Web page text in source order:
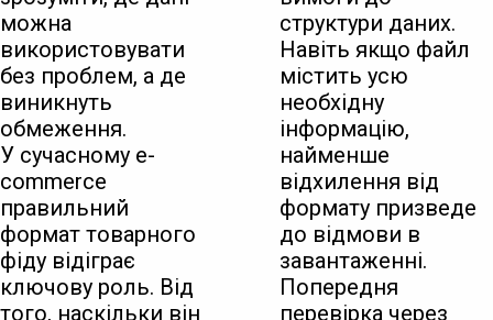
можна
використовувати
без проблем, а де
виникнуть
обмеження.
У сучасному e-
commerce
правильний
формат товарного
фіду відіграє
ключову роль. Від
того, наскільки він
структури даних.
Навіть якщо файл
містить усю
необхідну
інформацію,
найменше
відхилення від
формату призведе
до відмови в
завантаженні.
Попередня
перевірка через